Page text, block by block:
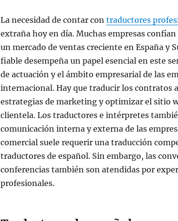
La necesidad de contar con traductores
extraña hoy en día. Muchas empresas
un mercado de ventas creciente en España y
fiable desempeña un papel esencial en este
de actuación y el ámbito empresarial de las
internacional. Hay que traducir los contratos
estrategias de marketing y optimizar el sitio
clientela. Los traductores e intérpretes
comunicación interna y externa de las
comercial suele requerir una traducción
traductores de español. Sin embargo, las
conferencias también son atendidas por
profesionales.